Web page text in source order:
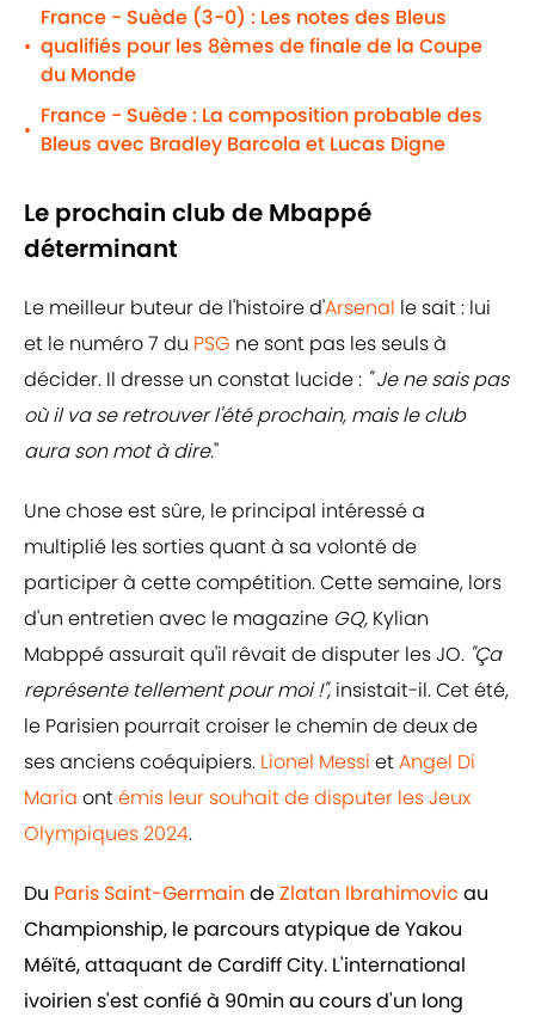
•
France - Suède (3-0) : Les notes des Bleus
qualifiés pour les 8èmes de finale de la Coupe
du Monde
•
France - Suède : La composition probable des
Bleus avec Bradley Barcola et Lucas Digne
Le prochain club de Mbappé
déterminant
Le meilleur buteur de l'histoire d'Arsenal le sait : lui
et le numéro 7 du PSG ne sont pas les seuls à
décider. Il dresse un constat lucide : " Je ne sais pas
où il va se retrouver l'été prochain, mais le club
aura son mot à dire."
Une chose est sûre, le principal intéressé a
multiplié les sorties quant à sa volonté de
participer à cette compétition. Cette semaine, lors
d'un entretien avec le magazine GQ, Kylian
Mabppé assurait qu'il rêvait de disputer les JO. "Ça
représente tellement pour moi !", insistait-il. Cet été,
le Parisien pourrait croiser le chemin de deux de
ses anciens coéquipiers. Lionel Messi etAngel Di
Maria ontémis leur souhait de disputer les Jeux
Olympiques 2024.
Du Paris Saint-Germain deZlatan Ibrahimovic au
Championship, le parcours atypique de Yakou
Méïté, attaquant de Cardiff City. L'international
ivoirien s'est confié à 90min au cours d'un long